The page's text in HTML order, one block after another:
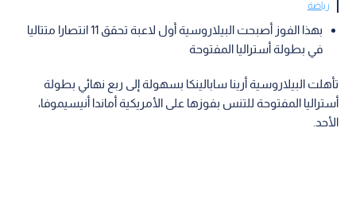
رياضة
بهذا الفوز أصبحت البيلاروسية أول لاعبة تحقق 11 انتصارا متتاليا
في بطولة أستراليا المفتوحة
تأهلت البيلاروسية أرينا سابالينكا بسهولة إلى ربع نهائي بطولة
أستراليا المفتوحة للتنس بفوزها على الأمريكية أماندا أنيسيموفا،
الأحد.